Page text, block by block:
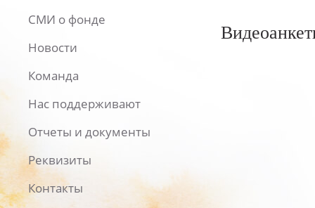
СМИ о фонде
Новости
Команда
Нас поддерживают
Отчеты и документы
Реквизиты
Контакты